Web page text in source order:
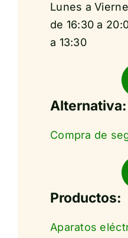
Lunes a
de 16:30 a
a 13:30
Alternativa:
Compra de
Productos:
Aparatos